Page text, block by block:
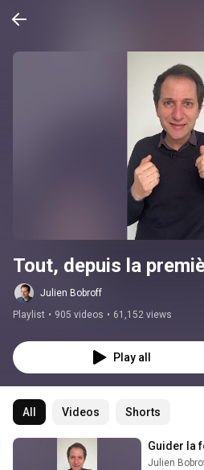
Tout, depuis la
Julien Bobroff
Playlist • 905 videos • 61,152 views
Play all
All Videos Shorts
Guider la
Julien